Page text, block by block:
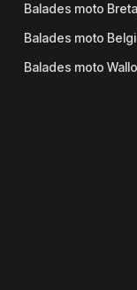
Balades moto
Balades moto
Balades moto